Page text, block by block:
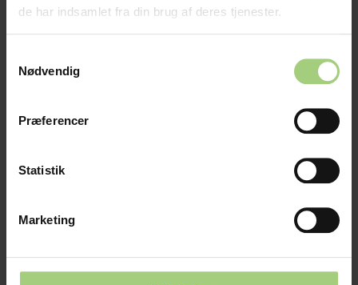
de har indsamlet fra din brug af deres tjenester.
Nødvendig
Præferencer
Statistik
Marketing